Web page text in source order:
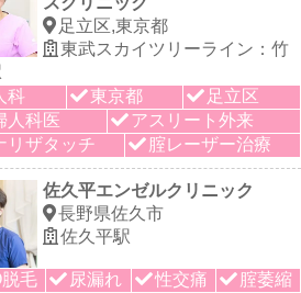
足立区,東京都
東武スカイツリーライン：竹
科
東京都
足立区
人科医
アスリート外来
リザタッチ
腟レーザー治療
佐久平エンゼルクリニック
長野県佐久市
佐久平駅
毛 尿漏れ 性交痛
腟萎縮